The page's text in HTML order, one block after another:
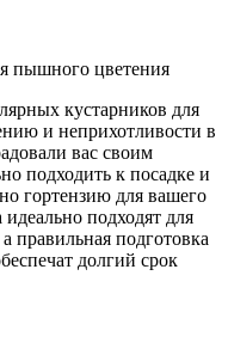
кустарников для
и неприхотливости в
вас своим
подходить к посадке и
гортензию для вашего
идеально подходят для
правильная подготовка
долгий срок